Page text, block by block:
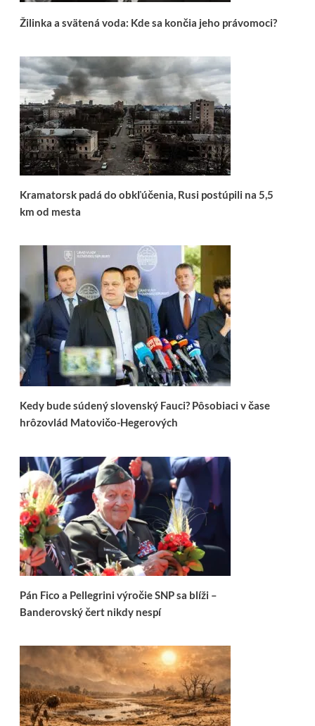
Žilinka a svätená voda: Kde sa končia jeho právomoci?
Kramatorsk padá do obkľúčenia, Rusi postúpili na 5,5
km od mesta
Kedy bude súdený slovenský Fauci? Pôsobiaci v čase
hrôzovlád Matovičo-Hegerových
Pán Fico a Pellegrini výročie SNP sa blíži –
Banderovský čert nikdy nespí